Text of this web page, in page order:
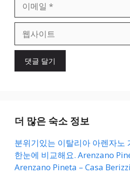
일
이
더 많은 숙소 정보
분위기있는 이탈리아 아렌자노
한눈에 비교해요. Arenzano
Arenzano Pineta – Casa Berizzi